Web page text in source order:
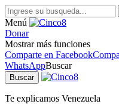
Menú
Donar
Mostrar más funciones
Comparte en Facebook
WhatsAppBuscar
Buscar
Te explicamos Venezuela